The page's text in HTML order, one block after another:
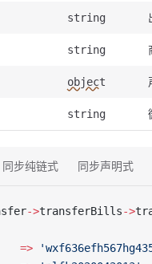
string
string
object
string
同步纯链式 同步声明式
->transferBills->
=>